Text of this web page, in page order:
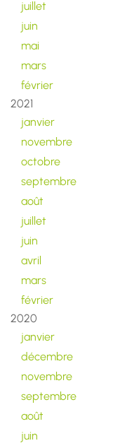
juillet
juin
mai
mars
février
2021
janvier
novembre
octobre
septembre
août
juillet
juin
avril
mars
février
2020
janvier
décembre
novembre
septembre
août
juin